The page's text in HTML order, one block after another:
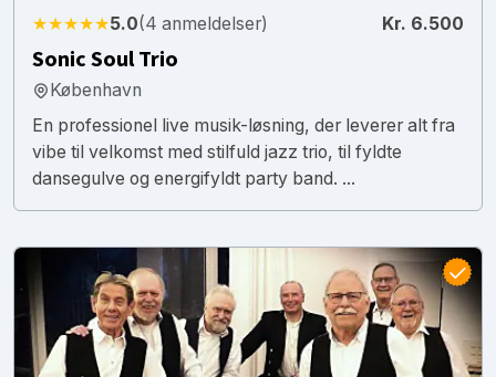
★★★★★5.0(4 anmeldelser) Kr. 6.500
Sonic Soul Trio
København
En professionel live musik-løsning, der leverer alt fra
vibe til velkomst med stilfuld jazz trio, til fyldte
dansegulve og energifyldt party band. ...